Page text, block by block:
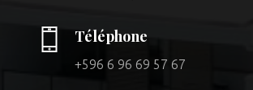
Téléphone
+596 6 96 69 57 67